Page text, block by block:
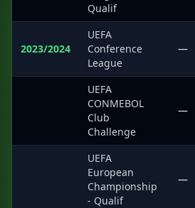
Qualif
2023/2024
UEFA
Conference
League
—
UEFA
CONMEBOL
Club
Challenge
—
UEFA
European
Championship
- Qualif
—